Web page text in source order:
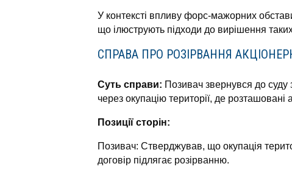
У контексті впливу форс-мажорних
що ілюструють підходи до вирішення
СПРАВА ПРО РОЗІРВАННЯ
Суть справи: Позивач звернувся до суду
через окупацію території, де розташовані
Позиції сторін:
Позивач: Стверджував, що окупація
договір підлягає розірванню.